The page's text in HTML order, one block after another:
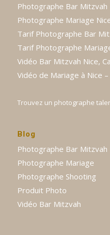
Photographe Bar Mitzvah
Photographe Mariage
Tarif Photographe Bar
Tarif Photographe
Vidéo Bar Mitzvah Nice,
Vidéo de Mariage à Nice
Trouvez un photographe
Blog
Photographe Bar Mitzvah
Photographe Mariage
Photographe Shooting
Produit Photo
Vidéo Bar Mitzvah